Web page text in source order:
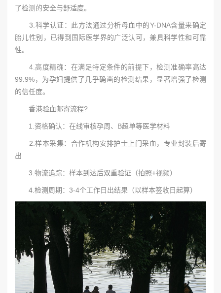
了检测的安全与舒适度。
3.科学认证：此方法通过分析母血中的Y-DNA含量来确定
胎儿性别，已得到国际医学界的广泛认可，兼具科学性和可靠
性。
4.高度精确：在满足特定条件的前提下，检测准确率高达
99.9%，为孕妇提供了几乎确凿的检测结果，显著增强了检测
的信任度。
香港验血邮寄流程?
1.资格确认：在线审核孕周、B超单等医学材料
2.样本采集：合作机构安排护士上门采血，专业封装后寄
出
3.物流追踪：样本到达后双重验证（拍照+视频）
4.检测周期：3-4个工作日出结果（以样本签收日起算）